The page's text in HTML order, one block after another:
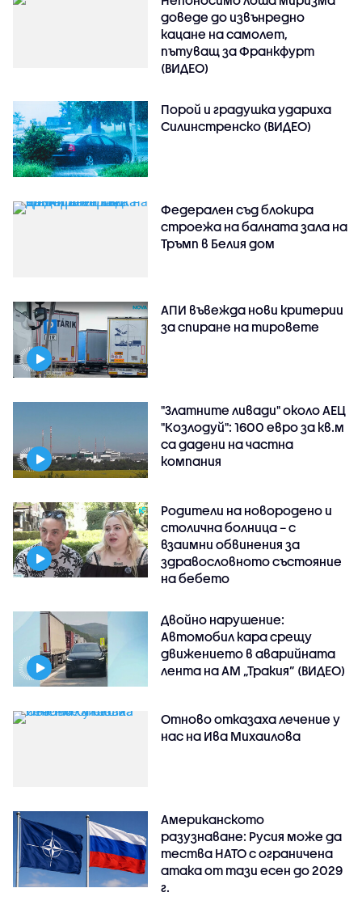
доведе до извънредно
кацане на самолет,
пътуващ за Франкфурт
(ВИДЕО)
Порой и градушка удариха
Силинстренско (ВИДЕО)
Федерален съд блокира
строежа на балната зала на
Тръмп в Белия дом
АПИ въвежда нови критерии
за спиране на тировете
"Златните ливади" около АЕЦ
"Козлодуй": 1600 евро за кв.м
са дадени на частна
компания
Родители на новородено и
столична болница – с
взаимни обвинения за
здравословното състояние
на бебето
Двойно нарушение:
Автомобил кара срещу
движението в аварийната
лента на АМ „Тракия” (ВИДЕО)
Отново отказаха лечение у
нас на Ива Михаилова
Американското
разузнаване: Русия може да
тества НАТО с ограничена
атака от тази есен до 2029
г.